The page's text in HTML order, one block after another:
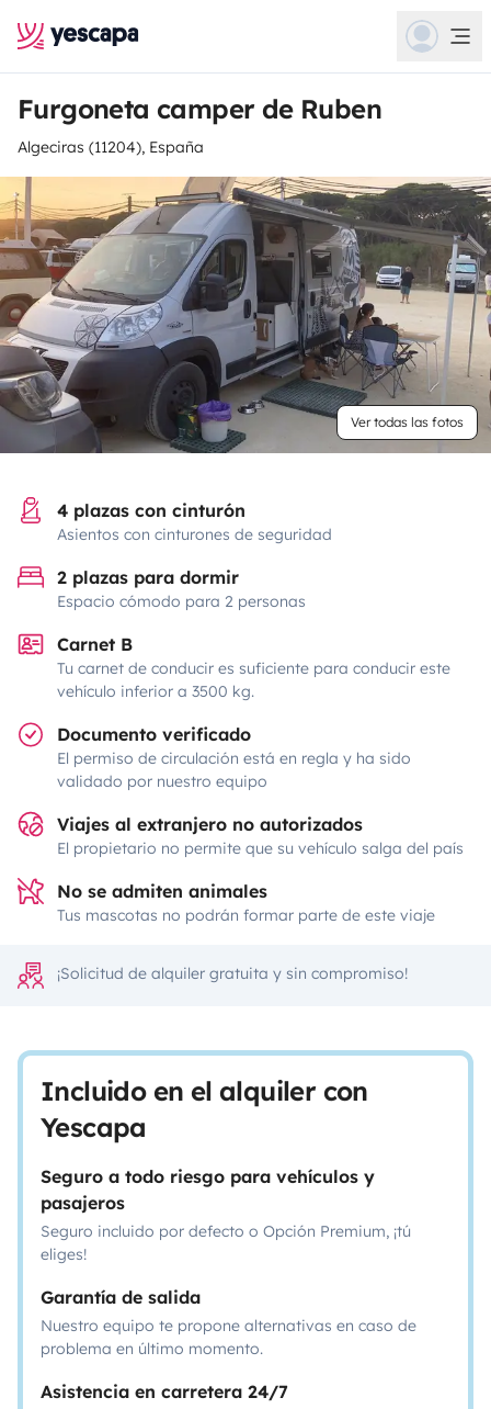
Furgoneta camper de Ruben
Algeciras (11204), España
Ver todas las fotos
4 plazas con cinturón
Asientos con cinturones de seguridad
2 plazas para dormir
Espacio cómodo para 2 personas
Carnet B
Tu carnet de conducir es suficiente para conducir este
vehículo inferior a 3500 kg.
Documento verificado
El permiso de circulación está en regla y ha sido
validado por nuestro equipo
Viajes al extranjero no autorizados
El propietario no permite que su vehículo salga del país
No se admiten animales
Tus mascotas no podrán formar parte de este viaje
¡Solicitud de alquiler gratuita y sin compromiso!
Incluido en el alquiler con
Yescapa
Seguro a todo riesgo para vehículos y
pasajeros
Seguro incluido por defecto o Opción Premium, ¡tú
eliges!
Garantía de salida
Nuestro equipo te propone alternativas en caso de
problema en último momento.
Asistencia en carretera 24/7